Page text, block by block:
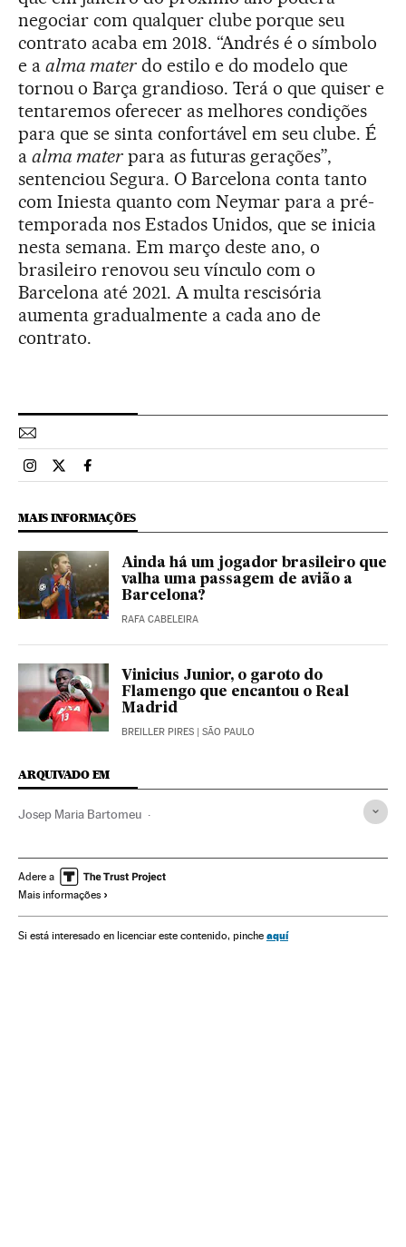
negociar com qualquer clube porque seu
contrato acaba em 2018. “Andrés é o símbolo
e a alma materdo estilo e do modelo que
tornou o Barça grandioso. Terá o que quiser e
tentaremos oferecer as melhores condições
para que se sinta confortável em seu clube. É
a alma materpara as futuras gerações”,
sentenciou Segura. O Barcelona conta tanto
com Iniesta quanto com Neymar para a pré-
temporada nos Estados Unidos, que se inicia
nesta semana. Em março deste ano, o
brasileiro renovou seu vínculo com o
Barcelona até 2021. A multa rescisória
aumenta gradualmente a cada ano de
contrato.
Esportes El País Brasil en Instagram
Esportes El País Brasil en Twitter
Esportes El País Brasil en Facebook
MAIS INFORMAÇÕES
Ainda há um jogador brasileiro que
valha uma passagem de avião a
Barcelona?
RAFA CABELEIRA
Vinicius Junior, o garoto do
Flamengo que encantou o Real
Madrid
BREILLER PIRES | SÃO PAULO
ARQUIVADO EM
Josep Maria Bartomeu
Campeonato espanhol Neymar
Primeira divisão
Esportes
Adere a
Mais informações
Si está interesado en licenciar este contenido, pinche aquí